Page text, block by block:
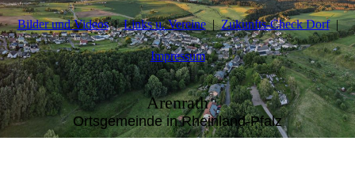
Bilder und Videos Links u. Vereine Zukunfts-Check Dorf
Impressum
Arenrath
Ortsgemeinde in Rheinland-Pfalz